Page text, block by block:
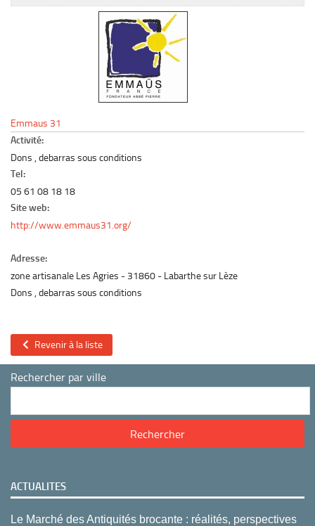
Le marché du mobilier d’occasion
Emmaus 31
Activité:
Dons , debarras sous conditions
Tel:
05 61 08 18 18
Site web:
http://www.emmaus31.org/
Adresse:
zone artisanale Les Agries 31860
Labarthe sur Lèze
Dons , debarras sous conditions
Revenir à la liste
Rechercher par ville
ACTUALITES
Le Marché des Antiquités brocante : réalités, perspectives